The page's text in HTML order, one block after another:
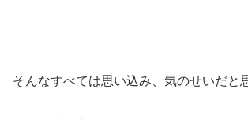
そんなすべては思い込み、気のせいだと